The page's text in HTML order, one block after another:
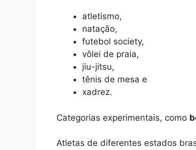
atletismo,
natação,
futebol society,
vôlei de praia,
jiu-jitsu,
tênis de mesa e
xadrez.
Categorias experimentais, como
Atletas de diferentes estados